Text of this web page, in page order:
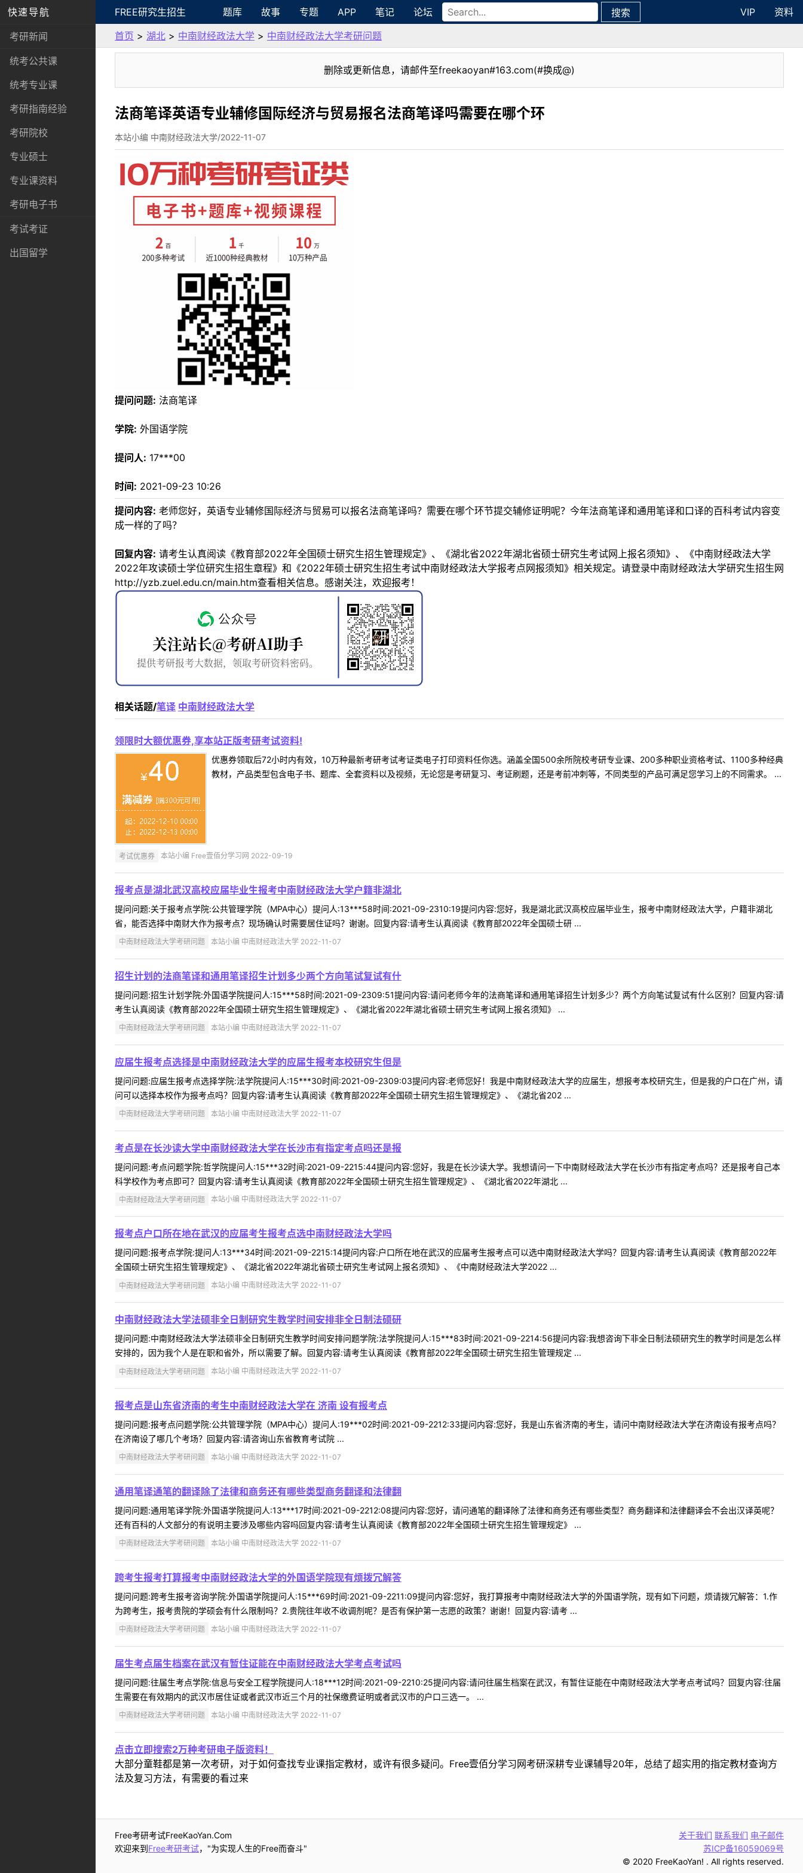
快速导航
考研新闻
统考公共课
统考专业课
考研指南经验
考研院校
专业硕士
专业课资料
考研电子书
考试考证
出国留学
FREE研究生招生 题库 故事 专题 APP 笔记 论坛 搜索 VIP
资料
首页 > 湖北 > 中南财经政法大学 > 中南财经政法大学考研问题
删除或更新信息，请邮件至freekaoyan#163.com(#换成@)
法商笔译英语专业辅修国际经济与贸易报名法商笔译吗需要在哪个环
本站小编 中南财经政法大学/2022-11-07
提问问题: 法商笔译
学院: 外国语学院
提问人: 17***00
时间: 2021-09-23 10:26
提问内容: 老师您好，英语专业辅修国际经济与贸易可以报名法商笔译吗？需要在哪个环节提交辅修证明呢？今年法商笔译和通用笔译和口译的百科考试内容变
成一样的了吗？
回复内容: 请考生认真阅读《教育部2022年全国硕士研究生招生管理规定》、《湖北省2022年湖北省硕士研究生考试网上报名须知》、《中南财经政法大学
2022年攻读硕士学位研究生招生章程》和《2022年硕士研究生招生考试中南财经政法大学报考点网报须知》相关规定。请登录中南财经政法大学研究生招生网
http://yzb.zuel.edu.cn/main.htm查看相关信息。感谢关注，欢迎报考！
相关话题/笔译 中南财经政法大学
领限时大额优惠券,享本站正版考研考试资料!
优惠券领取后72小时内有效，10万种最新考研考试考证类电子打印资料任你选。涵盖全国500余所院校考研专业课、200多种职业资格考试、1100多种经典
教材，产品类型包含电子书、题库、全套资料以及视频，无论您是考研复习、考证刷题，还是考前冲刺等，不同类型的产品可满足您学习上的不同需求。 ...
考试优惠券 本站小编 Free壹佰分学习网 2022-09-19
报考点是湖北武汉高校应届毕业生报考中南财经政法大学户籍非湖北
提问问题:关于报考点学院:公共管理学院（MPA中心）提问人:13***58时间:2021-09-2310:19提问内容:您好，我是湖北武汉高校应届毕业生，报考中南财经政法大学，户籍非湖北
省，能否选择中南财大作为报考点？现场确认时需要居住证吗？谢谢。回复内容:请考生认真阅读《教育部2022年全国硕士研 ...
中南财经政法大学考研问题 本站小编 中南财经政法大学 2022-11-07
招生计划的法商笔译和通用笔译招生计划多少两个方向笔试复试有什
提问问题:招生计划学院:外国语学院提问人:15***58时间:2021-09-2309:51提问内容:请问老师今年的法商笔译和通用笔译招生计划多少？两个方向笔试复试有什么区别？回复内容:请
考生认真阅读《教育部2022年全国硕士研究生招生管理规定》、《湖北省2022年湖北省硕士研究生考试网上报名须知》 ...
中南财经政法大学考研问题 本站小编 中南财经政法大学 2022-11-07
应届生报考点选择是中南财经政法大学的应届生报考本校研究生但是
提问问题:应届生报考点选择学院:法学院提问人:15***30时间:2021-09-2309:03提问内容:老师您好！我是中南财经政法大学的应届生，想报考本校研究生，但是我的户口在广州，请
问可以选择本校作为报考点吗？回复内容:请考生认真阅读《教育部2022年全国硕士研究生招生管理规定》、《湖北省202 ...
中南财经政法大学考研问题 本站小编 中南财经政法大学 2022-11-07
考点是在长沙读大学中南财经政法大学在长沙市有指定考点吗还是报
提问问题:考点问题学院:哲学院提问人:15***32时间:2021-09-2215:44提问内容:您好，我是在长沙读大学。我想请问一下中南财经政法大学在长沙市有指定考点吗？还是报考自己本
科学校作为考点即可？回复内容:请考生认真阅读《教育部2022年全国硕士研究生招生管理规定》、《湖北省2022年湖北 ...
中南财经政法大学考研问题 本站小编 中南财经政法大学 2022-11-07
报考点户口所在地在武汉的应届考生报考点选中南财经政法大学吗
提问问题:报考点学院:提问人:13***34时间:2021-09-2215:14提问内容:户口所在地在武汉的应届考生报考点可以选中南财经政法大学吗？回复内容:请考生认真阅读《教育部2022年
全国硕士研究生招生管理规定》、《湖北省2022年湖北省硕士研究生考试网上报名须知》、《中南财经政法大学2022 ...
中南财经政法大学考研问题 本站小编 中南财经政法大学 2022-11-07
中南财经政法大学法硕非全日制研究生教学时间安排非全日制法硕研
提问问题:中南财经政法大学法硕非全日制研究生教学时间安排问题学院:法学院提问人:15***83时间:2021-09-2214:56提问内容:我想咨询下非全日制法硕研究生的教学时间是怎么样
安排的，因为我个人是在职和省外，所以需要了解。回复内容:请考生认真阅读《教育部2022年全国硕士研究生招生管理规定 ...
中南财经政法大学考研问题 本站小编 中南财经政法大学 2022-11-07
报考点是山东省济南的考生中南财经政法大学在 济南 设有报考点
提问问题:报考点问题学院:公共管理学院（MPA中心）提问人:19***02时间:2021-09-2212:33提问内容:您好，我是山东省济南的考生，请问中南财经政法大学在济南设有报考点吗？
在济南设了哪几个考场？回复内容:请咨询山东省教育考试院 ...
中南财经政法大学考研问题 本站小编 中南财经政法大学 2022-11-07
通用笔译通笔的翻译除了法律和商务还有哪些类型商务翻译和法律翻
提问问题:通用笔译学院:外国语学院提问人:13***17时间:2021-09-2212:08提问内容:您好，请问通笔的翻译除了法律和商务还有哪些类型？商务翻译和法律翻译会不会出汉译英呢？
还有百科的人文部分的有说明主要涉及哪些内容吗回复内容:请考生认真阅读《教育部2022年全国硕士研究生招生管理规定》 ...
中南财经政法大学考研问题 本站小编 中南财经政法大学 2022-11-07
跨考生报考打算报考中南财经政法大学的外国语学院现有烦拨冗解答
提问问题:跨考生报考咨询学院:外国语学院提问人:15***69时间:2021-09-2211:09提问内容:您好，我打算报考中南财经政法大学的外国语学院，现有如下问题，烦请拨冗解答：1.作
为跨考生，报考贵院的学硕会有什么限制吗？2.贵院往年收不收调剂呢？是否有保护第一志愿的政策？谢谢！回复内容:请考 ...
中南财经政法大学考研问题 本站小编 中南财经政法大学 2022-11-07
届生考点届生档案在武汉有暂住证能在中南财经政法大学考点考试吗
提问问题:往届生考点学院:信息与安全工程学院提问人:18***12时间:2021-09-2210:25提问内容:请问往届生档案在武汉，有暂住证能在中南财经政法大学考点考试吗？回复内容:往届
生需要在有效期内的武汉市居住证或者武汉市近三个月的社保缴费证明或者武汉市的户口三选一。 ...
中南财经政法大学考研问题 本站小编 中南财经政法大学 2022-11-07
点击立即搜索2万种考研电子版资料！
大部分童鞋都是第一次考研，对于如何查找专业课指定教材，或许有很多疑问。Free壹佰分学习网考研深耕专业课辅导20年，总结了超实用的指定教材查询方
法及复习方法，有需要的看过来
Free考研考试FreeKaoYan.Com
欢迎来到Free考研考试，"为实现人生的Free而奋斗"
关于我们 联系我们 电子邮件
苏ICP备16059069号
© 2020 FreeKaoYan! . All rights reserved.